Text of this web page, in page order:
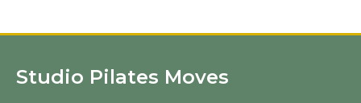
Studio Pilates Moves